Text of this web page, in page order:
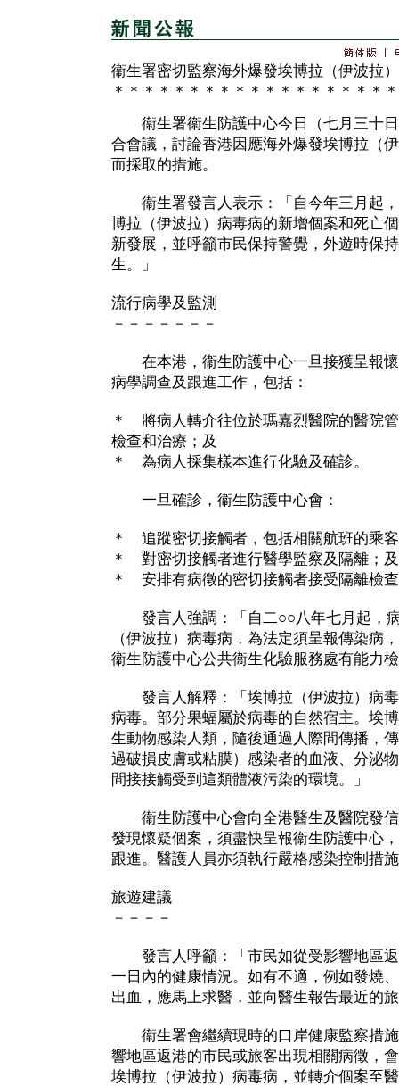
衞生署密切監察海外爆發埃博拉（伊波拉
＊＊＊＊＊＊＊＊＊＊＊＊＊＊＊＊＊＊
衞生署衞生防護中心今日（七月三十日
合會議，討論香港因應海外爆發埃博拉（
而採取的措施。
衞生署發言人表示：「自今年三月起，
博拉（伊波拉）病毒病的新增個案和死亡
新發展，並呼籲市民保持警覺，外遊時保
生。」
流行病學及監測
－－－－－－－
在本港，衞生防護中心一旦接獲呈報懷
病學調查及跟進工作，包括：
＊ 將病人轉介往位於瑪嘉烈醫院的醫院
檢查和治療；及
＊ 為病人採集樣本進行化驗及確診。
一旦確診，衞生防護中心會：
＊ 追蹤密切接觸者，包括相關航班的乘
＊ 對密切接觸者進行醫學監察及隔離；及
＊ 安排有病徵的密切接觸者接受隔離檢
發言人強調：「自二○○八年七月起，
（伊波拉）病毒病，為法定須呈報傳染病
衞生防護中心公共衞生化驗服務處有能力
發言人解釋：「埃博拉（伊波拉）病毒
病毒。部分果蝠屬於病毒的自然宿主。埃
生動物感染人類，隨後通過人際間傳播，
過破損皮膚或粘膜）感染者的血液、分泌
間接接觸受到這類體液污染的環境。」
衞生防護中心會向全港醫生及醫院發信
發現懷疑個案，須盡快呈報衞生防護中心
跟進。醫護人員亦須執行嚴格感染控制措
旅遊建議
－－－－
發言人呼籲：「市民如從受影響地區返
一日內的健康情況。如有不適，例如發燒
出血，應馬上求醫，並向醫生報告最近的
衞生署會繼續現時的口岸健康監察措施
響地區返港的市民或旅客出現相關病徵，
埃博拉（伊波拉）病毒病，並轉介個案至